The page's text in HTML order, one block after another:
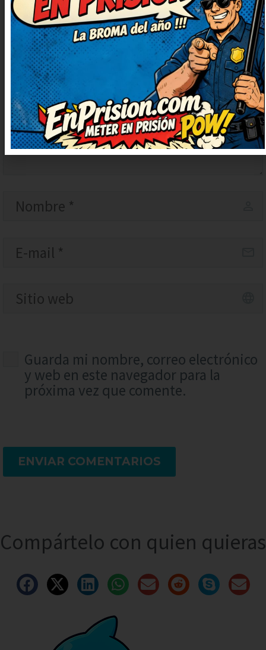
Guarda mi nombre, correo electrónico
y web en este navegador para la
próxima vez que comente.
ENVIAR COMENTARIOS
Compártelo con quien quieras